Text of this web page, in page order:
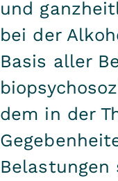
und
bei der
Basis aller
dem in der
Belastungen